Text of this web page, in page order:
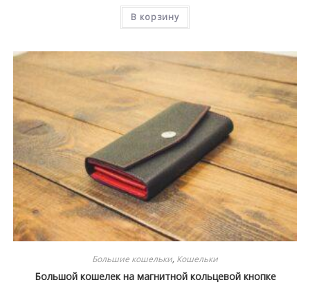
В корзину
Большие кошельки, Кошельки
Большой кошелек на магнитной кольцевой кнопке